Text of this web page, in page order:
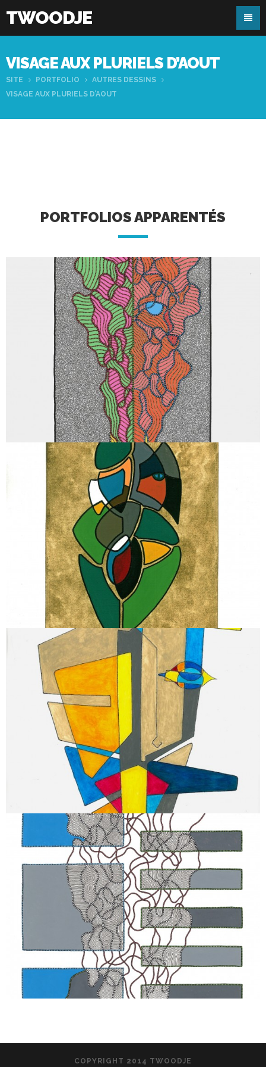
TWOODJE
VISAGE AUX PLURIELS D’AOUT
SITE PORTFOLIO
AUTRES DESSINS
VISAGE AUX PLURIELS D’AOUT
PORTFOLIOS APPARENTÉS
COPYRIGHT 2014 TWOODJE